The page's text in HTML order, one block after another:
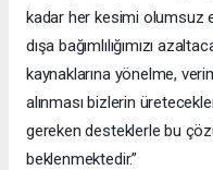
kadar her kesimi olumsuz
dışa bağımlılığımızı
kaynaklarına yönelme,
alınması bizlerin
gereken desteklerle bu
beklenmektedir.”